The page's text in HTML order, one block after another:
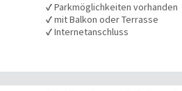
✓Parkmöglichkeiten vorhanden
✓mit Balkon oder Terrasse
✓Internetanschluss